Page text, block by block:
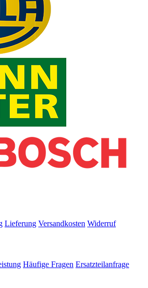
Lieferung Versandkosten Widerruf
Häufige Fragen Ersatzteilanfrage